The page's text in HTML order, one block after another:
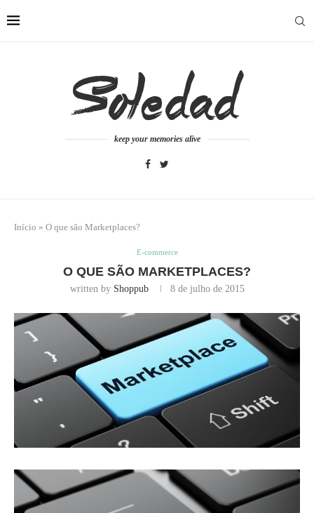
keep your memories alive
Início » O que são Marketplaces?
E-commerce
O QUE SÃO MARKETPLACES?
written by Shoppub 8 de julho de 2015